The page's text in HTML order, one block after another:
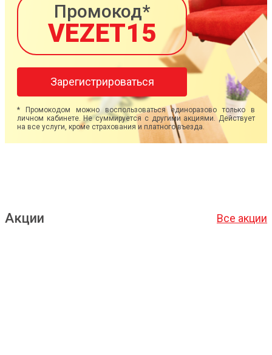
Промокод*
VEZET15
Зарегистрироваться
* Промокодом можно воспользоваться единоразово только в
личном кабинете. Не суммируется с другими акциями. Действует
на все услуги, кроме страхования и платного въезда.
Акции Все акции